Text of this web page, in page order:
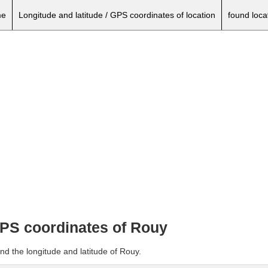
Longitude and latitude / GPS coordinates of location found
coordinates of Rouy
the longitude and latitude of Rouy.